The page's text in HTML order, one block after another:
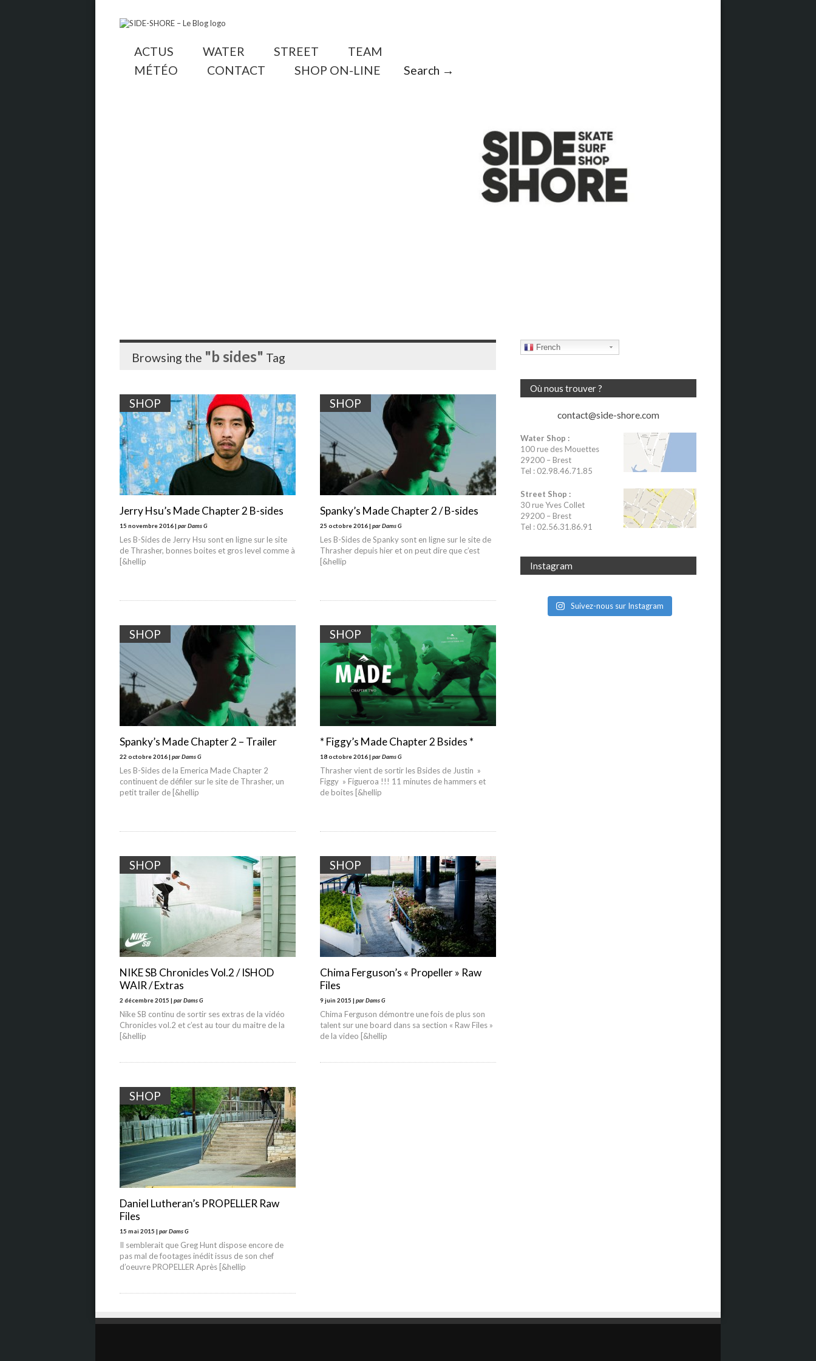
ACTUS WATER STREET
TEAM
MÉTÉO
CONTACT SHOP ON-LINE Search →
Browsing the "b sides" Tag
SHOP
Jerry Hsu’s Made Chapter 2 B-sides
15 novembre 2016 | par Dams G
Les B-Sides de Jerry Hsu sont en ligne sur le site
de Thrasher, bonnes boites et gros level comme à
[&hellip
SHOP
Spanky’s Made Chapter 2 / B-sides
25 octobre 2016 | par Dams G
Les B-Sides de Spanky sont en ligne sur le site de
Thrasher depuis hier et on peut dire que c’est
[&hellip
SHOP
Spanky’s Made Chapter 2 – Trailer
22 octobre 2016 | par Dams G
Les B-Sides de la Emerica Made Chapter 2
continuent de défiler sur le site de Thrasher, un
petit trailer de [&hellip
SHOP
* Figgy’s Made Chapter 2 Bsides *
18 octobre 2016 | par Dams G
Thrasher vient de sortir les Bsides de Justin »
Figgy » Figueroa !!! 11 minutes de hammers et
de boites [&hellip
SHOP
NIKE SB Chronicles Vol.2 / ISHOD
WAIR / Extras
2 décembre 2015 | par Dams G
Nike SB continu de sortir ses extras de la vidéo
Chronicles vol.2 et c’est au tour du maitre de la
[&hellip
SHOP
Chima Ferguson’s « Propeller » Raw
Files
9 juin 2015 | par Dams G
Chima Ferguson démontre une fois de plus son
talent sur une board dans sa section « Raw Files »
de la video [&hellip
SHOP
Daniel Lutheran’s PROPELLER Raw
Files
15 mai 2015 | par Dams G
Il semblerait que Greg Hunt dispose encore de
pas mal de footages inédit issus de son chef
d’oeuvre PROPELLER Après [&hellip
French
Où nous trouver ?
contact@side-shore.com
Water Shop :
100 rue des Mouettes
29200 – Brest
Tel : 02.98.46.71.85
Street Shop :
30 rue Yves Collet
29200 – Brest
Tel : 02.56.31.86.91
Instagram
Suivez-nous sur Instagram